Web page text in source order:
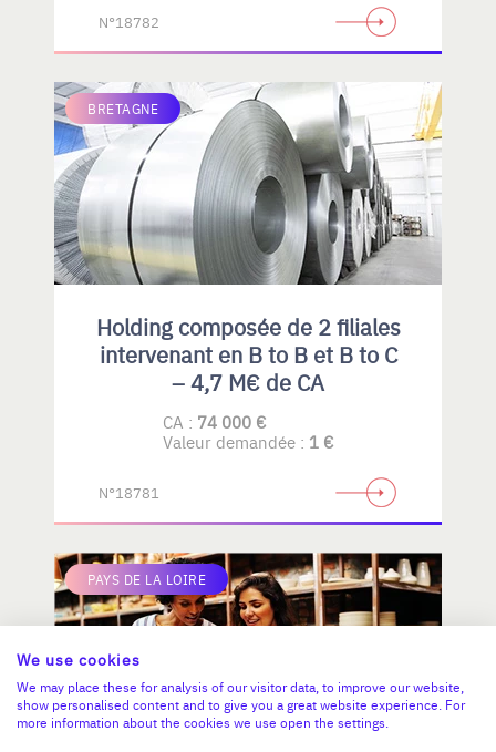
N°18782
BRETAGNE
Holding composée de 2 filiales
intervenant en B to B et B to C
– 4,7 M€ de CA
CA : 74 000 €
Valeur demandée : 1 €
N°18781
PAYS DE LA LOIRE
We use cookies
We may place these for analysis of our visitor data, to improve our website,
show personalised content and to give you a great website experience. For
more information about the cookies we use open the settings.